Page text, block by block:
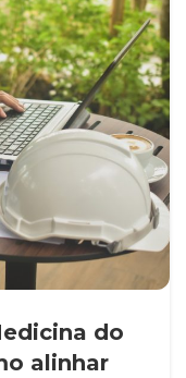
do
alinhar